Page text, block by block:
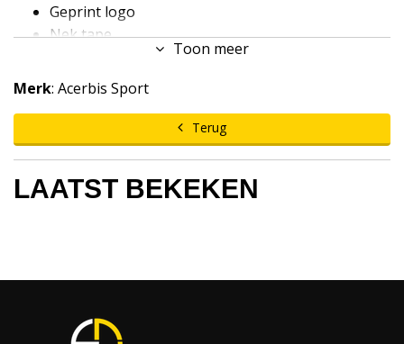
Geprint logo
Nek tape
Volledige ritssluiting
Steekzakken
Elastische mouwen
Standaard afwerking
Standaard pasvorm
Maat 4XS-3XL
Toon meer
Merk: Acerbis Sport
Terug
LAATST BEKEKEN